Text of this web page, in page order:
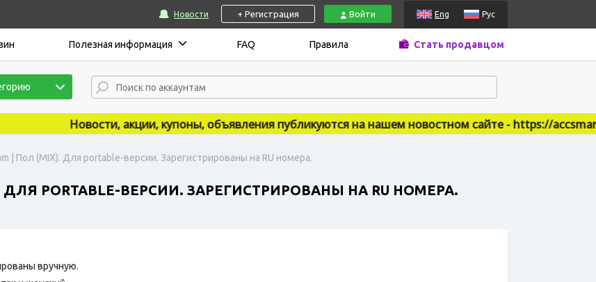
Новости + Регистрация Войти Eng Рус
Полезная информация FAQ Правила Стать продавцом
Новости, акции, купоны, объявления публикуются на нашем новостном сайте - https://
| Пол (MIX). Для portable-версии. Зарегистрированы на RU номера.
ДЛЯ PORTABLE-ВЕРСИИ. ЗАРЕГИСТРИРОВАНЫ НА RU НОМЕРА.
вручную.